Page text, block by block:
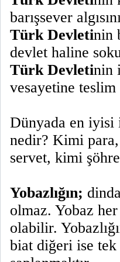
barışsever
Türk Devleti
devlet haline
Türk Devleti
vesayetine
Dünyada en iyisi
nedir? Kimi
servet, kimi
Yobazlığın;
olmaz. Yobaz
olabilir.
biat diğeri ise